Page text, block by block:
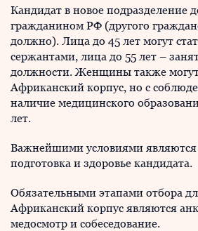
Кандидат в новое подразделение
гражданином РФ (другого
должно). Лица до 45 лет могут
сержантами, лица до 55 лет –
должности. Женщины также могут
Африканский корпус, но с
наличие медицинского
лет.
Важнейшими условиями являются
подготовка и здоровье кандидата.
Обязательными этапами отбора
Африканский корпус являются
медосмотр и собеседование.